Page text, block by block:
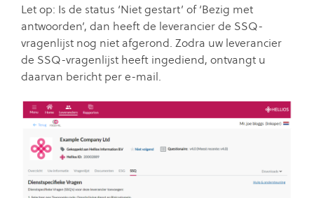
Let op: Is de status ‘Niet gestart’ of ‘Bezig met
antwoorden’, dan heeft de leverancier de SSQ-
vragenlijst nog niet afgerond. Zodra uw leverancier
de SSQ-vragenlijst heeft ingediend, ontvangt u
daarvan bericht per e-mail.